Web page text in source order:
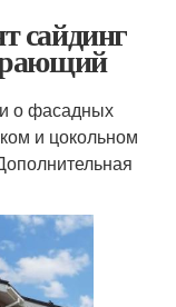
сайдинг
о фасадных
и цокольном